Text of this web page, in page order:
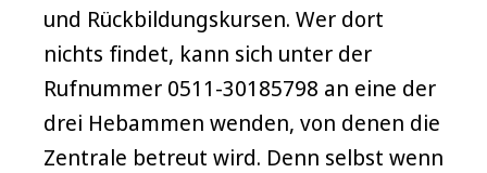
und Rückbildungskursen. Wer dort
nichts findet, kann sich unter der
Rufnummer 0511-30185798 an eine der
drei Hebammen wenden, von denen die
Zentrale betreut wird. Denn selbst wenn